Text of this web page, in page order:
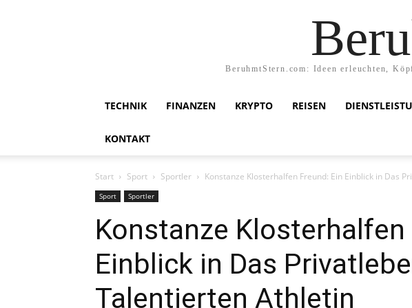
BeruhmtStern.com: Ideen erleuchten,
TECHNIK FINANZEN KRYPTO REISEN
KONTAKT
Start Sport Sportler Konstanze Klosterhalfen Freund: Ein Einblick in Das
Sport Sportler
Konstanze Klosterhalfen
Einblick in Das
Talentierten Athletin